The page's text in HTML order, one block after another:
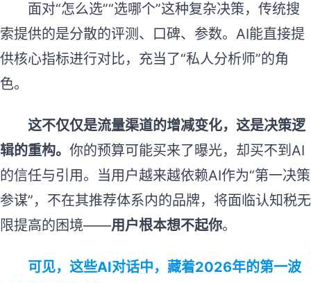
面对“怎么选”“选哪个”这种复杂决策，传统搜
索提供的是分散的评测、口碑、参数。AI能直接提
供核心指标进行对比，充当了“私人分析师”的角
色。
这不仅仅是流量渠道的增减变化，这是决策逻
辑的重构。 你的预算可能买来了曝光，却买不到AI
的信任与引用。当用户越来越依赖AI作为“第一决策
参谋”，不在其推荐体系内的品牌，将面临认知税无
限提高的困境——用户根本想不起你。
可见，这些AI对话中，藏着2026年的第一波